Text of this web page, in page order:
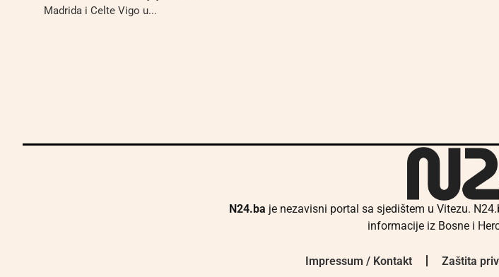
Madrida i Celte Vigo u...
N24.ba je nezavisni portal sa sjedištem u Vitezu.
informacije iz Bosne i
Impressum / Kontakt Zaštita